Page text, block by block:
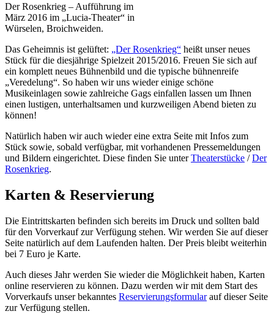
Der Rosenkrieg – Aufführung im
März 2016 im „Lucia-Theater“ in
Würselen, Broichweiden.
Das Geheimnis ist gelüftet: „Der Rosenkrieg“ heißt unser neues
Stück für die diesjährige Spielzeit 2015/2016. Freuen Sie sich auf
ein komplett neues Bühnenbild und die typische bühnenreife
„Veredelung“. So haben wir uns wieder einige schöne
Musikeinlagen sowie zahlreiche Gags einfallen lassen um Ihnen
einen lustigen, unterhaltsamen und kurzweiligen Abend bieten zu
können!
Natürlich haben wir auch wieder eine extra Seite mit Infos zum
Stück sowie, sobald verfügbar, mit vorhandenen Pressemeldungen
und Bildern eingerichtet. Diese finden Sie unterTheaterstücke /Der
Rosenkrieg.
Karten & Reservierung
Die Eintrittskarten befinden sich bereits im Druck und sollten bald
für den Vorverkauf zur Verfügung stehen. Wir werden Sie auf dieser
Seite natürlich auf dem Laufenden halten. Der Preis bleibt weiterhin
bei 7 Euro je Karte.
Auch dieses Jahr werden Sie wieder die Möglichkeit haben, Karten
online reservieren zu können. Dazu werden wir mit dem Start des
Vorverkaufs unser bekanntes Reservierungsformularauf dieser Seite
zur Verfügung stellen.